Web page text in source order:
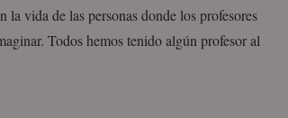
la vida de las personas donde los profesores
Todos hemos tenido algún profesor al